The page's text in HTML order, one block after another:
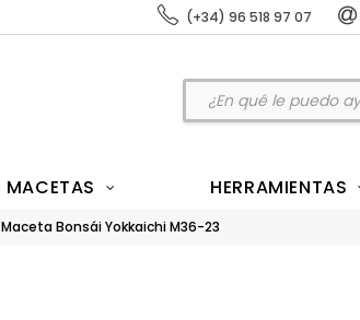
(+34) 96 518 97 07
MACETAS HERRAMIENTAS
Maceta Bonsái Yokkaichi M36-23